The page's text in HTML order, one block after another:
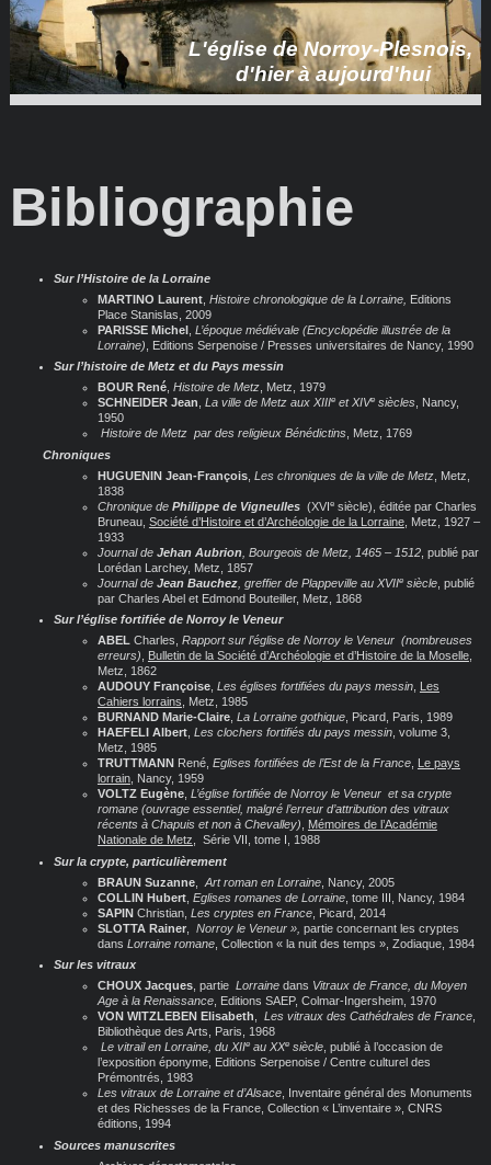
L'église de Norroy-Plesnois,
d'hier à aujourd'hui
Bibliographie
Sur l’Histoire de la Lorraine
MARTINO Laurent, Histoire chronologique de la Lorraine, Editions
Place Stanislas, 2009
PARISSE Michel, L’époque médiévale (Encyclopédie illustrée de la
Lorraine) , Editions Serpenoise / Presses universitaires de Nancy, 1990
Sur l’histoire de Metz et du Pays messin
BOUR René, Histoire de Metz, Metz, 1979
SCHNEIDER Jean, La ville de Metz aux XIIIeet XIVesiècles, Nancy,
1950
Histoire de Metz par des religieux Bénédictins, Metz, 1769
Chroniques
HUGUENIN Jean-François, Les chroniques de la ville de Metz, Metz,
1838
Chronique de Philippe de Vigneulles(XVIesiècle), éditée par Charles
Bruneau, Société d’Histoire et d’Archéologie de la Lorraine, Metz, 1927 –
1933
Journal de Jehan Aubrion, Bourgeois de Metz, 1465 – 1512, publié par
Lorédan Larchey, Metz, 1857
Journal de Jean Bauchez, greffier de Plappeville au XVIIesiècle, publié
par Charles Abel et Edmond Bouteiller, Metz, 1868
Sur l’église fortifiée de Norroy le Veneur
ABEL Charles, Rapport sur l’église de Norroy le Veneur (nombreuses
erreurs), Bulletin de la Société d’Archéologie et d’Histoire de la Moselle,
Metz, 1862
AUDOUY Françoise, Les églises fortifiées du pays messin, Les
Cahiers lorrains, Metz, 1985
BURNAND Marie-Claire, La Lorraine gothique, Picard, Paris, 1989
HAEFELI Albert, Les clochers fortifiés du pays messin, volume 3,
Metz, 1985
TRUTTMANN René, Eglises fortifiées de l’Est de la France, Le pays
lorrain, Nancy, 1959
VOLTZ Eugène, L’église fortifiée de Norroy le Veneur et sa crypte
romane (ouvrage essentiel, malgré l’erreur d’attribution des vitraux
récents à Chapuis et non à Chevalley), Mémoires de l’Académie
Nationale de Metz, Série VII, tome I, 1988
Sur la crypte, particulièrement
BRAUN Suzanne, Art roman en Lorraine, Nancy, 2005
COLLIN Hubert, Eglises romanes de Lorraine, tome III, Nancy, 1984
SAPIN Christian, Les cryptes en France, Picard, 2014
SLOTTA Rainer, Norroy le Veneur », partie concernant les cryptes
dans Lorraine romane, Collection « la nuit des temps », Zodiaque, 1984
Sur les vitraux
CHOUX Jacques, partie Lorrainedans Vitraux de France, du Moyen
Age à la Renaissance, Editions SAEP, Colmar-Ingersheim, 1970
VON WITZLEBEN Elisabeth, Les vitraux des Cathédrales de France,
Bibliothèque des Arts, Paris, 1968
Le vitrail en Lorraine, du XIIeau XXesiècle, publié à l’occasion de
l’exposition éponyme, Editions Serpenoise / Centre culturel des
Prémontrés, 1983
Les vitraux de Lorraine et d’Alsace, Inventaire général des Monuments
et des Richesses de la France, Collection « L’inventaire », CNRS
éditions, 1994
Sources manuscrites